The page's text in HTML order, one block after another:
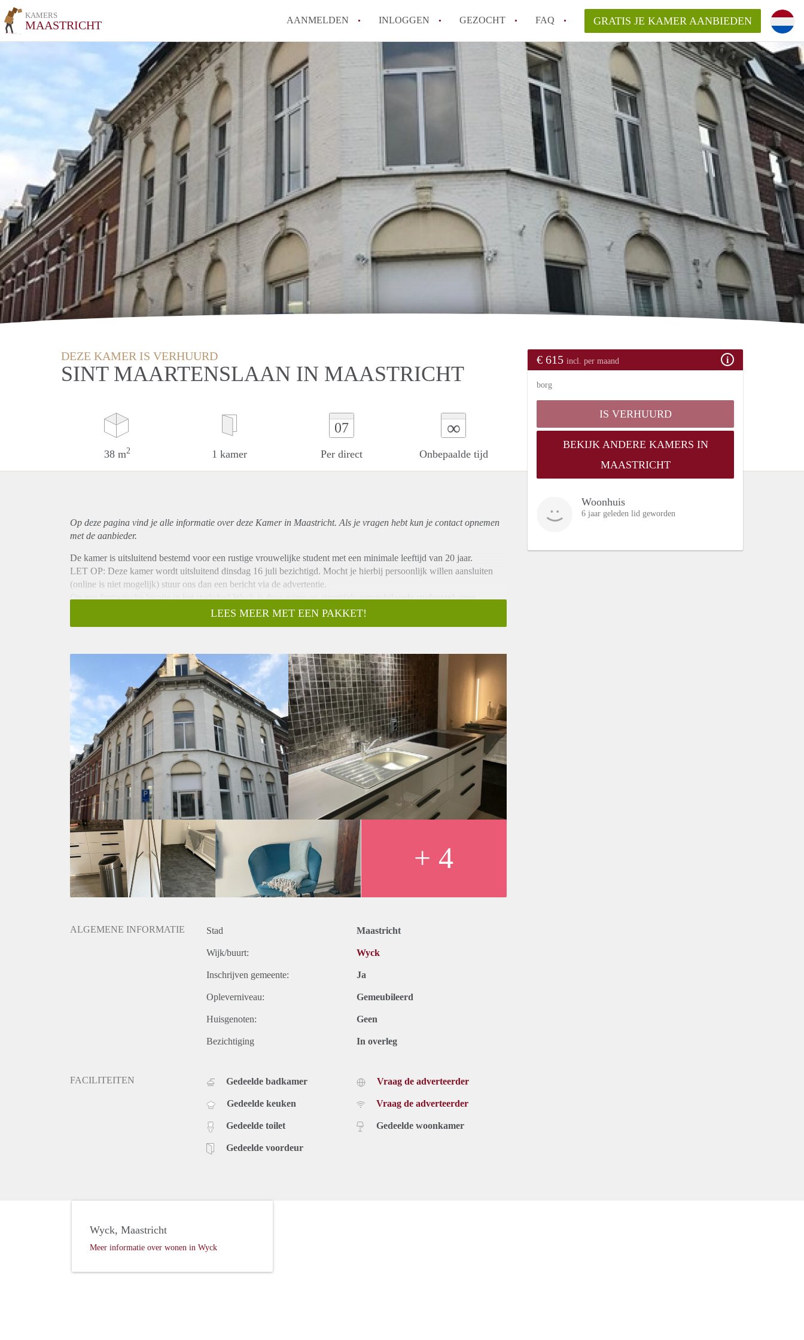
KAMERS
MAASTRICHT AANMELDEN INLOGGEN GEZOCHT FAQ
How to translate KamersMaastricht!
Hoeveel kost het om te reageren op een Kamer in Maastricht?
Wat is de privacyverklaring van KamersMaastricht?
Berekent KamersMaastricht makelaarsvergoeding/bemiddelingsvergoeding?
GRATIS JE KAMER AANBIEDEN
DEZE KAMER IS VERHUURD
SINT MAARTENSLAAN IN MAASTRICHT
38 m2 1 kamer
07
Per direct
∞
Onbepaalde tijd
€ 615 incl. per maand
borg
IS VERHUURD
BEKIJK ANDERE KAMERS IN
MAASTRICHT
Woonhuis
6 jaar geleden lid geworden
Op deze pagina vind je alle informatie over deze Kamer in Maastricht. Als je vragen hebt kun je contact opnemen
met de aanbieder.
De kamer is uitsluitend bestemd voor een rustige vrouwelijke student met een minimale leeftijd van 20 jaar.
LET OP: Deze kamer wordt uitsluitend dinsdag 16 juli bezichtigd. Mocht je hierbij persoonlijk willen aansluiten
(online is niet mogelijk) stuur ons dan een bericht via de advertentie.
Op een fantastische locatie in het stadsdeel Wyck is deze ruime en eigentijds gemeubileerde studentenkamer
De kamer is op de 2de verdieping gelegen en beschikt over een eigen moderne kitchenette. De douche, het toilet en
- De huurprijs incl. G/W/E bedraagt € 795,- per maand.
- De waarborgsom bedraagt € 1192,50
- Uitsluitend te huur voor een periode van 12 maanden (verlengen is niet mogelijk).
LEES MEER MET EEN PAKKET!
+ 4
ALGEMENE INFORMATIE Stad Maastricht
Wijk/buurt: Wyck
Inschrijven gemeente: Ja
Opleverniveau: Gemeubileerd
Huisgenoten: Geen
Bezichtiging In overleg
FACILITEITEN Gedeelde badkamer
Gedeelde keuken
Gedeelde toilet
Gedeelde voordeur
Vraag de adverteerder
Vraag de adverteerder
Gedeelde woonkamer
Wyck, Maastricht
Meer informatie over wonen in Wyck